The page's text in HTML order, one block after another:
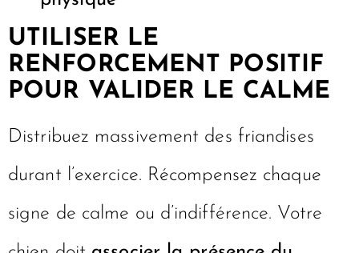
UTILISER LE
RENFORCEMENT POSITIF
POUR VALIDER LE CALME
Distribuez massivement des friandises
durant l’exercice. Récompensez chaque
signe de calme ou d’indifférence. Votre